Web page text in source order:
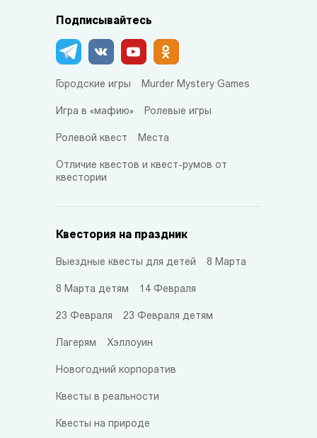
Подписывайтесь
Городские игры Murder Mystery Games
Игра в «мафию» Ролевые игры
Ролевой квест Места
Отличие квестов и квест-румов от
квестории
Квестория на праздник
Выездные квесты для детей 8 Марта
8 Марта детям 14 Февраля
23 Февраля 23 Февраля детям
Лагерям Хэллоуин
Новогодний корпоратив
Квесты в реальности
Квесты на природе